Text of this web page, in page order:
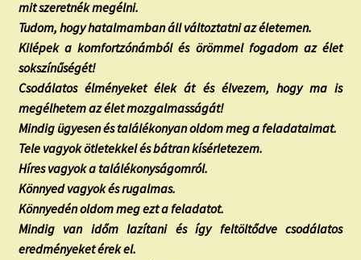
mit szeretnék megélni.
Tudom, hogy hatalmamban áll változtatni az életemen.
Kilépek a komfortzónámból és örömmel fogadom az élet
sokszínűségét!
Csodálatos élményeket élek át és élvezem, hogy ma is
megélhetem az élet mozgalmasságát!
Mindig ügyesen és találékonyan oldom meg a feladataimat.
Tele vagyok ötletekkel és bátran kísérletezem.
Híres vagyok a találékonyságomról.
Könnyed vagyok és rugalmas.
Könnyedén oldom meg ezt a feladatot.
Mindig van időm lazítani és így feltöltődve csodálatos
eredményeket érek el.